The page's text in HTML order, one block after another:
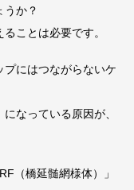
うか？
ことは必要です。
プにはつながらないケ
なっている原因が、
（橋延髄網様体）」